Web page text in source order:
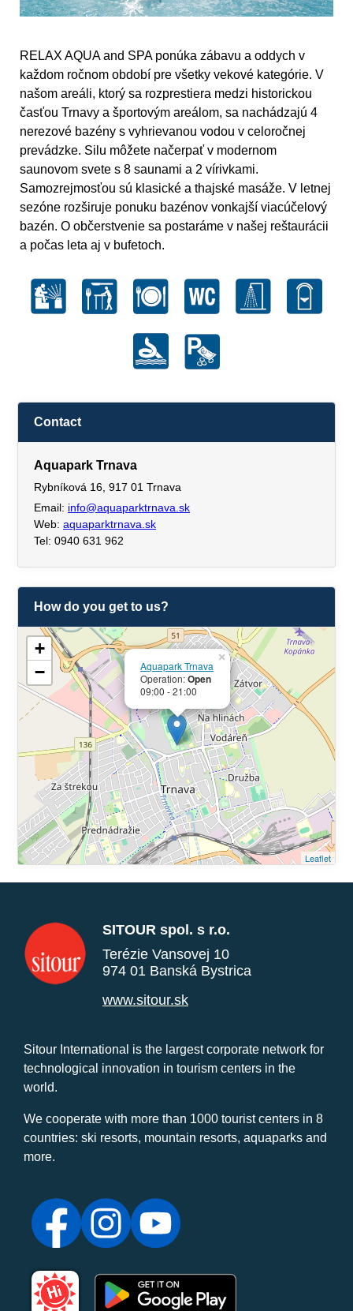
RELAX AQUA and SPA ponúka zábavu a oddych v
každom ročnom období pre všetky vekové kategórie. V
našom areáli, ktorý sa rozprestiera medzi historickou
časťou Trnavy a športovým areálom, sa nachádzajú 4
nerezové bazény s vyhrievanou vodou v celoročnej
prevádzke. Silu môžete načerpať v modernom
saunovom svete s 8 saunami a 2 vírivkami.
Samozrejmosťou sú klasické a thajské masáže. V letnej
sezóne rozširuje ponuku bazénov vonkajší viacúčelový
bazén. O občerstvenie sa postaráme v našej reštaurácii
a počas leta aj v bufetoch.
Contact
Aquapark Trnava
Rybníková 16, 917 01 Trnava
Email: info@aquaparktrnava.sk
Web: aquaparktrnava.sk
Tel: 0940 631 962
How do you get to us?
Aquapark Trnava
Operation:Open
09:00 - 21:00
×
+
−
Leaflet
SITOUR spol. s r.o.
Terézie Vansovej 10
974 01 Banská Bystrica
www.sitour.sk
Sitour International is the largest corporate network for
technological innovation in tourism centers in the
world.
We cooperate with more than 1000 tourist centers in 8
countries: ski resorts, mountain resorts, aquaparks and
more.